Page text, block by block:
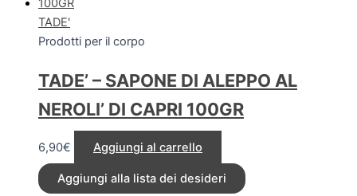
TADE'
Prodotti per il corpo
TADE’ – SAPONE DI ALEPPO AL
NEROLI’ DI CAPRI 100GR
6,90€ Aggiungi al carrello
Aggiungi alla lista dei desideri